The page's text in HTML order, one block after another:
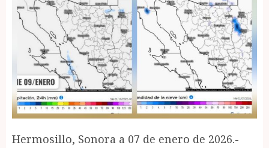
Hermosillo, Sonora a 07 de enero de 2026.-